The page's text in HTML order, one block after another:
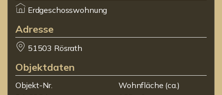
Erdgeschosswohnung
Adresse
51503 Rösrath
Objektdaten
Objekt-Nr.
Wohnfläche (ca.)